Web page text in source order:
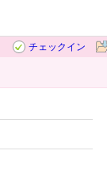
チェックイン